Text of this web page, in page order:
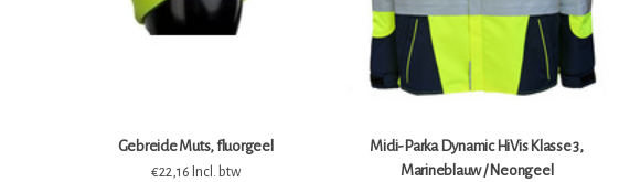
Gebreide Muts, fluorgeel
€22,16 Incl. btw
Midi-Parka Dynamic HiVis Klasse 3,
Marineblauw / Neongeel